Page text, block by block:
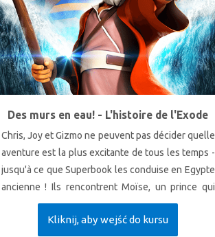
Des murs en eau! - L'histoire de l'Exode
Chris, Joy et Gizmo ne peuvent pas décider quelle
aventure est la plus excitante de tous les temps -
jusqu'à ce que Superbook les conduise en Egypte
ancienne ! Ils rencontrent Moïse, un prince qui
s'enfuit pour devenir un berger.Découvrez
comment Dieu l'appelle pour défier Pharaon et
Kliknij, aby wejść do kursu